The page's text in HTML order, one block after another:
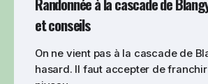
Randonnée à la cascade de
et conseils
On ne vient pas à la cascade de
hasard. Il faut accepter de